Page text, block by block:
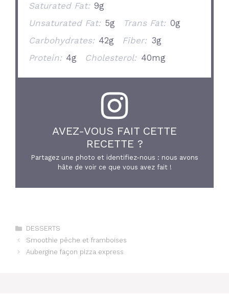
Saturated Fat: 9g
Unsaturated Fat: 5g Trans Fat: 0g
Carbohydrates: 42g Fiber: 3g
Protein: 4g Cholesterol: 40mg
AVEZ-VOUS FAIT CETTE
RECETTE ?
Partagez une photo et identifiez-nous : nous avons
hâte de voir ce que vous avez fait !
Catégories
DESSERTS
Smoothie pêche et framboises
Aubergine façon pizza express